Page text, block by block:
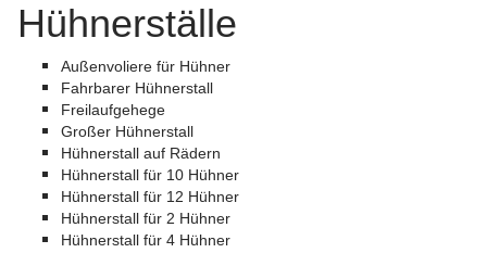
Hühnerställe
Außenvoliere für Hühner
Fahrbarer Hühnerstall
Freilaufgehege
Großer Hühnerstall
Hühnerstall auf Rädern
Hühnerstall für 10 Hühner
Hühnerstall für 12 Hühner
Hühnerstall für 2 Hühner
Hühnerstall für 4 Hühner